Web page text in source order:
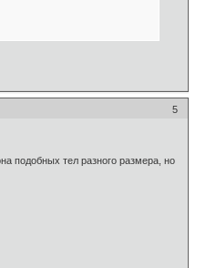
5
подобных тел разного размера, но